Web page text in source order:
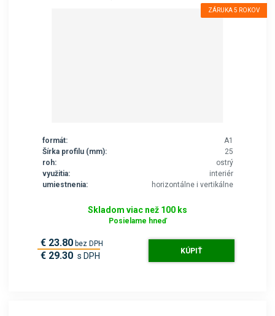
ZÁRUKA 5 ROKOV
formát:
A1
Šírka profilu (mm):
25
roh:
ostrý
využitia:
interiér
umiestnenia:
horizontálne i vertikálne
Skladom viac než 100 ks
Posielame hneď
€ 23.80 bez DPH
€ 29.30 s DPH KÚPIŤ